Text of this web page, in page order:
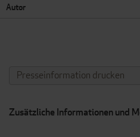
Autor
Presseinformation drucken
Zusätzliche Informationen und